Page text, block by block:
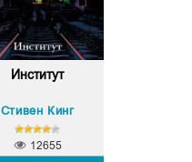
Институт
Стивен Кинг
12655